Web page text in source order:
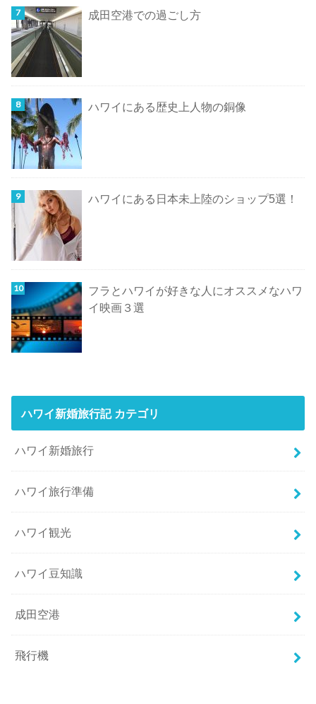
成田空港での過ごし方
ハワイにある歴史上人物の銅像
ハワイにある日本未上陸のショップ5選！
フラとハワイが好きな人にオススメなハワ
イ映画３選
ハワイ新婚旅行記 カテゴリ
ハワイ新婚旅行
ハワイ旅行準備
ハワイ観光
ハワイ豆知識
成田空港
飛行機